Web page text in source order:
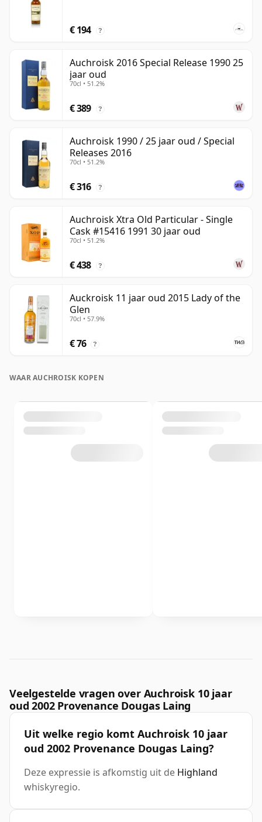
€ 194 ?
Auchroisk 2016 Special Release 1990 25
jaar oud
70cl • 51.2%
€ 389 ?
Auchroisk 1990 / 25 jaar oud / Special
Releases 2016
70cl • 51.2%
€ 316 ?
Auchroisk Xtra Old Particular - Single
Cask #15416 1991 30 jaar oud
70cl • 51.2%
€ 438 ?
Auckroisk 11 jaar oud 2015 Lady of the
Glen
70cl • 57.9%
€ 76 ?
WAAR AUCHROISK KOPEN
Veelgestelde vragen over Auchroisk 10 jaar
oud 2002 Provenance Dougas Laing
Uit welke regio komt Auchroisk 10 jaar
oud 2002 Provenance Dougas Laing?
Deze expressie is afkomstig uit de Highland
whiskyregio.